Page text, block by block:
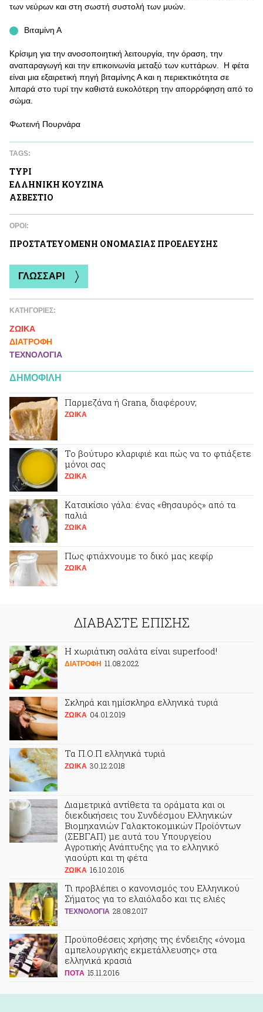
των νεύρων και στη σωστή συστολή των μυών.
Βιταμίνη Α
Κρίσιμη για την ανοσοποιητική λειτουργία, την όραση, την
αναπαραγωγή και την επικοινωνία μεταξύ των κυττάρων. Η φέτα
είναι μια εξαιρετική πηγή βιταμίνης Α και η περιεκτικότητα σε
λιπαρά στο τυρί την καθιστά ευκολότερη την απορρόφηση από το
σώμα.
Φωτεινή Πουρνάρα
TAGS:
ΤΥΡΙ
ΕΛΛΗΝΙΚΗ ΚΟΥΖΙΝΑ
ΑΣΒΕΣΤΙΟ
ΌΡΟΙ:
ΠΡΟΣΤΑΤΕΥΟΜΕΝΗ ΟΝΟΜΑΣΙΑΣ ΠΡΟΕΛΕΥΣΗΣ
ΓΛΩΣΣΑΡΙ
ΚΑΤΗΓΟΡΙΕΣ:
ΖΩΙΚA
ΔΙΑΤΡΟΦΗ
ΤΕΧΝΟΛΟΓΙΑ
ΔΗΜΟΦΙΛΗ
Παρμεζάνα ή Grana, διαφέρουν;
ΖΩΙΚA
Το βούτυρο κλαριφιέ και πώς να το φτιάξετε
μόνοι σας
ΖΩΙΚA
Κατσικίσιο γάλα: ένας «θησαυρός» από τα
παλιά
ΖΩΙΚA
Πως φτιάχνουμε το δικό μας κεφίρ
ΖΩΙΚA
ΔΙΑΒΑΣΤΕ ΕΠΙΣΗΣ
Η χωριάτικη σαλάτα είναι superfood!
ΔΙΑΤΡΟΦΗ 11.08.2022
Σκληρά και ημίσκληρα ελληνικά τυριά
ΖΩΙΚA 04.01.2019
Τα Π.Ο.Π ελληνικά τυριά
ΖΩΙΚA 30.12.2018
Διαμετρικά αντίθετα τα οράματα και οι
διεκδικήσεις του Συνδέσμου Ελληνικών
Βιομηχανιών Γαλακτοκομικών Προϊόντων
(ΣΕΒΓΑΠ) με αυτά του Υπουργείου
Αγροτικής Ανάπτυξης για το ελληνικό
γιαούρτι και τη φέτα
ΖΩΙΚA 16.10.2016
Τι προβλέπει ο κανονισμός του Ελληνικού
Σήματος για το ελαιόλαδο και τις ελιές
ΤΕΧΝΟΛΟΓΙΑ 28.08.2017
Προϋποθέσεις χρήσης της ένδειξης «όνομα
αμπελουργικής εκμετάλλευσης» στα
ελληνικά κρασιά
ΠΟΤA 15.11.2016